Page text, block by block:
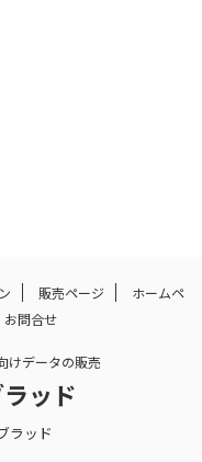
販売ページ
ホームペ
お問合せ
けデータの販売
ッド
ラッド